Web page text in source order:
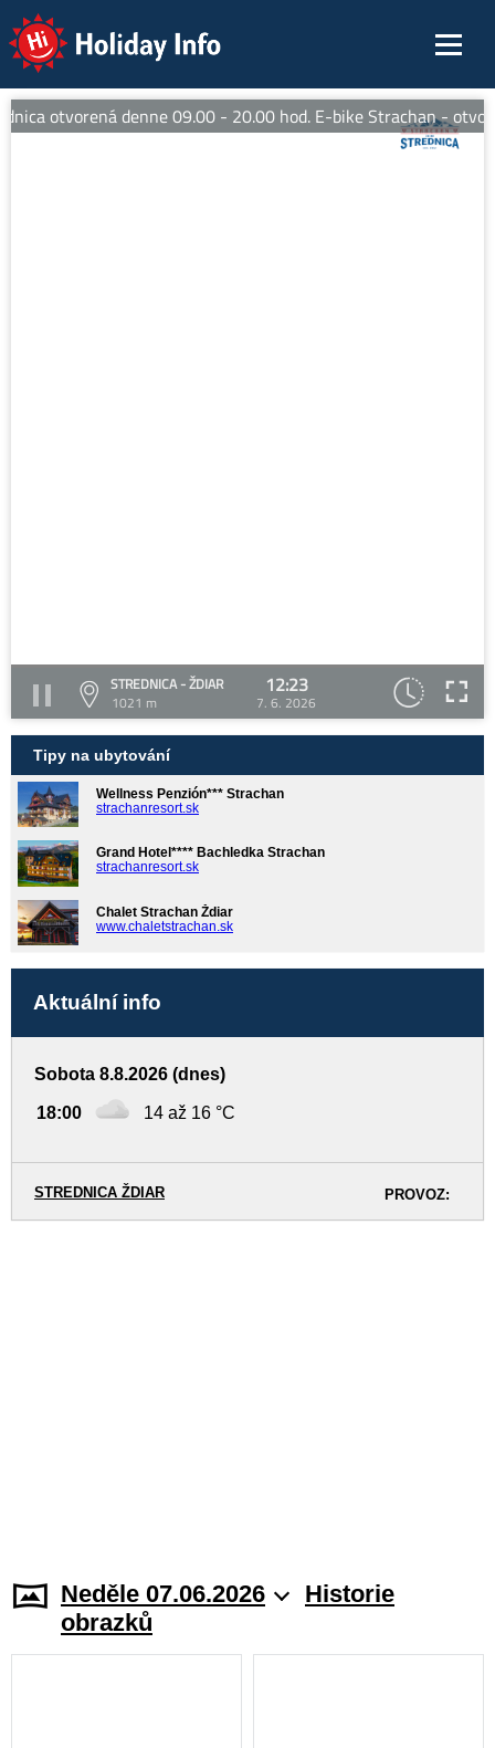
Holiday Info
otvorená denne 09.00 - 20.00 hod. E-bike Strachan -
STREDNICA - ŽDIAR
1021 m
12:23
7. 6. 2026
Tipy na ubytování
Wellness Penzión*** Strachan
strachanresort.sk
Grand Hotel**** Bachledka Strachan
strachanresort.sk
Chalet Strachan Ždiar
www.chaletstrachan.sk
Aktuální info
Sobota 8.8.2026 (dnes)
18:00 14 až 16 °C
PROVOZ:
STREDNICA ŽDIAR
Neděle 07.06.2026
Historie
obrazků